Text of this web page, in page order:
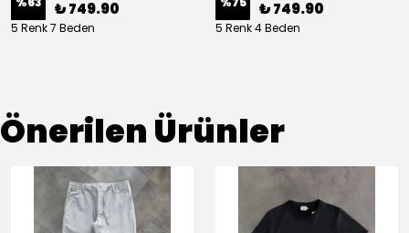
₺ 749.90
5 Renk 7 Beden
₺ 749.90
5 Renk 4 Beden
Önerilen Ürünler